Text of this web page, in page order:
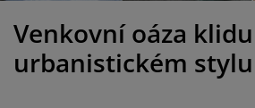
skříněrámy s úložným prostorem
o nábytek/doplňky
osvětlení
Venkovní oáza
urbanistickém stylu